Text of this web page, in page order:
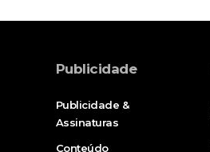
Publicidade
Publicidade &
Assinaturas
Conteúdo